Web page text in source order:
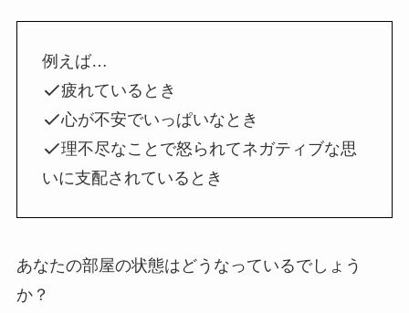
例えば…
疲れているとき
心が不安でいっぱいなとき
理不尽なことで怒られてネガティブな思
いに支配されているとき
あなたの部屋の状態はどうなっているでしょう
か？